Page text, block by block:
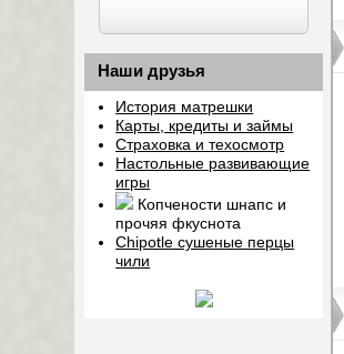
Наши друзья
История матрешки
Карты, кредиты и займы
Страховка и техосмотр
Настольные развивающие
игры
Копчености шнапс и
прочяя фкуснота
Chipotle сушеные перцы
чили